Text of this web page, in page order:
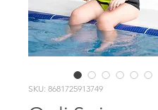
SKU: 8681725913749